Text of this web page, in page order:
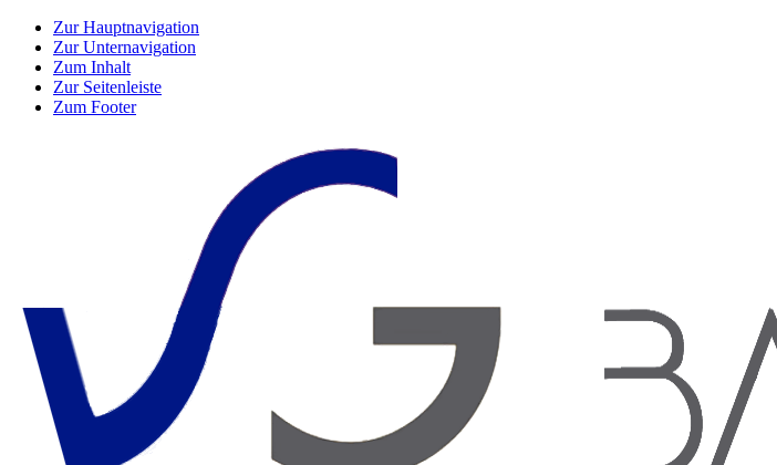
Zur Hauptnavigation
Zur Unternavigation
Zum Inhalt
Zur Seitenleiste
Zum Footer